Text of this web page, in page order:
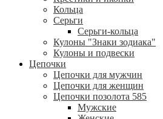
Кольца
Серьги
Серьги-кольца
Кулоны "Знаки зодиака"
Кулоны и подвески
Цепочки
Цепочки для мужчин
Цепочки для женщин
Цепочки позолота 585
Мужские